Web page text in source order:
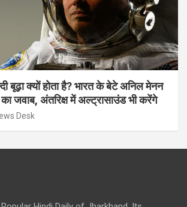
बूढ़ा क्यों होता है? भारत के बेटे अनिल मेनन
जवाब, अंतरिक्ष में अल्ट्रासाउंड भी करेंगे
Desk